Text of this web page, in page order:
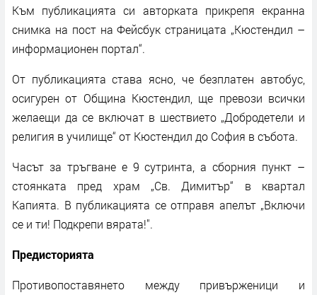
Към публикацията си авторката прикрепя екранна
снимка на пост на Фейсбук страницата „Кюстендил –
информационен портал“.
От публикацията става ясно, че безплатен автобус,
осигурен от Община Кюстендил, ще превози всички
желаещи да се включат в шествието „Добродетели и
религия в училище“ от Кюстендил до София в събота.
Часът за тръгване е 9 сутринта, а сборния пункт –
стоянката пред храм „Св. Димитър“ в квартал
Капията. В публикацията се отправя апелът „Включи
се и ти! Подкрепи вярата!".
Предисторията
Противопоставянето между привърженици и